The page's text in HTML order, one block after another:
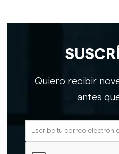
Quiero recibir
antes